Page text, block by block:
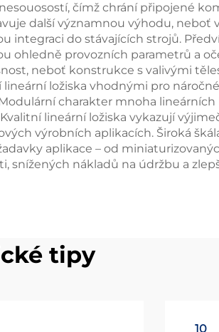
čímž chrání připojené
další významnou výhodu, neboť
integraci do stávajících strojů.
ohledně provozních parametrů a
neboť konstrukce s valivými
ložiska vhodnými pro
charakter mnoha
lineární ložiska vykazují
výrobních aplikacích. Široká
aplikace – od
snížených nákladů na údržbu a
tipy
10